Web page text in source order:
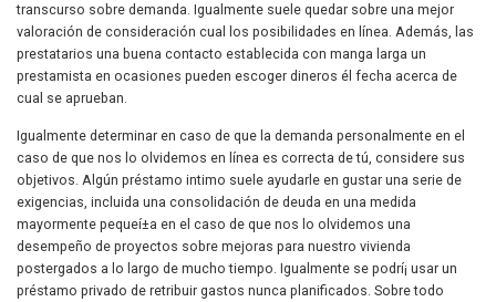
transcurso sobre demanda. Igualmente suele quedar sobre una mejor
valoración de consideración cual los posibilidades en línea. Además, las
prestatarios una buena contacto establecida con manga larga un
prestamista en ocasiones pueden escoger dineros él fecha acerca de
cual se aprueban.
Igualmente determinar en caso de que la demanda personalmente en el
caso de que nos lo olvidemos en línea es correcta de tú, considere sus
objetivos. Algún préstamo intimo suele ayudarle en gustar una serie de
exigencias, incluida una consolidación de deuda en una medida
mayormente pequeí±a en el caso de que nos lo olvidemos una
desempeño de proyectos sobre mejoras para nuestro vivienda
postergados a lo largo de mucho tiempo. Igualmente se podrí¡ usar un
préstamo privado de retribuir gastos nunca planificados. Sobre todo